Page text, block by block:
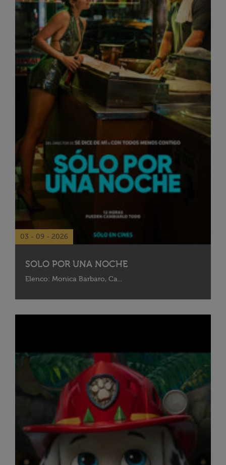
03 - 09 - 2026
SOLO POR UNA NOCHE
Elenco: Monica Barbaro, Ca...